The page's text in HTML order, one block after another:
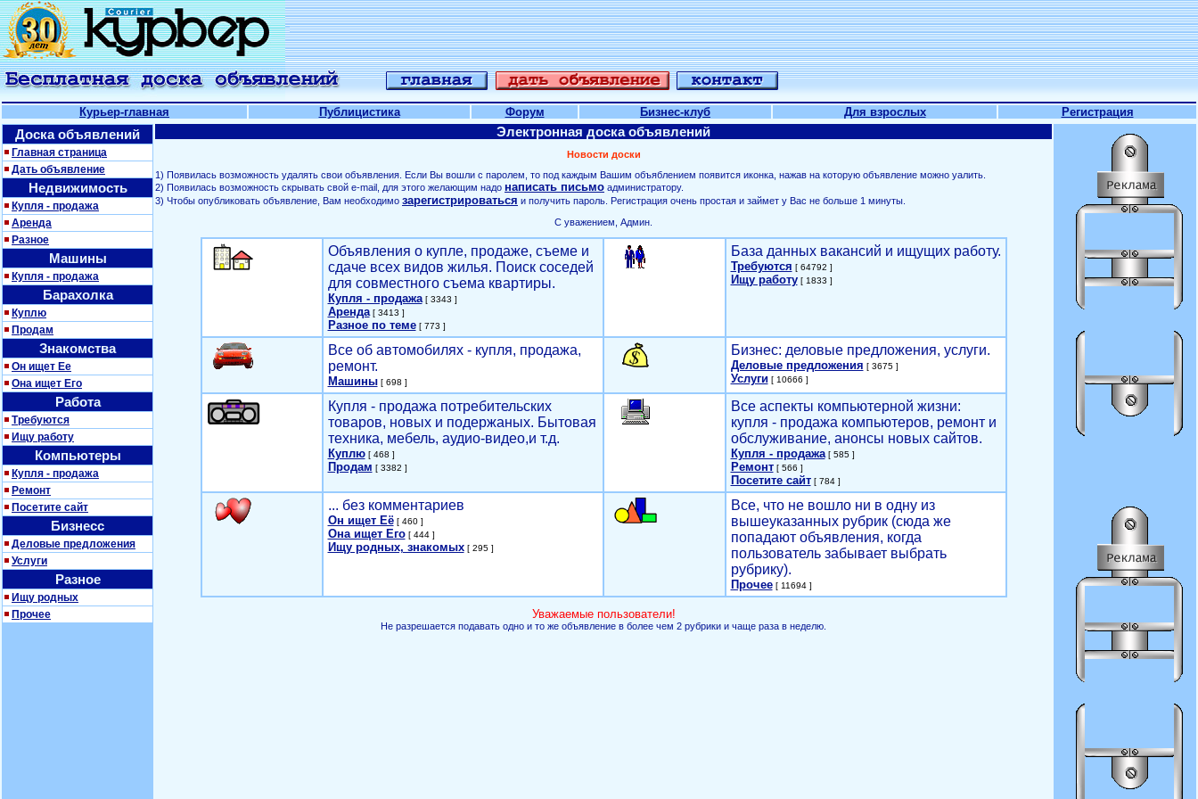
Курьер-главная Публицистика Форум Бизнес-клуб Для взрослых Регистрация
Доска объявлений
Главная страница
Дать объявление
Недвижимость
Купля - продажа
Аренда
Разное
Машины
Купля - продажа
Барахолка
Куплю
Продам
Знакомства
Он ищет Ее
Она ищет Его
Работа
Требуются
Ищу работу
Компьютеры
Купля - продажа
Ремонт
Посетите сайт
Бизнесс
Деловые предложения
Услуги
Разное
Ищу родных
Прочее
Электронная доска объявлений
Новости доски
1) Появилась возможность удалять свои объявления. Если Вы вошли с паролем, то под каждым Вашим объяблением появится иконка, нажав на которую объявление можно уалить.
2) Появилась возможность скрывать свой е-mail, для этого желающим надо написать письмо администратору.
3) Чтобы опубликовать объявление, Вам необходимо зарегистрироваться и получить пароль. Регистрация очень простая и займет у Вас не больше 1 минуты.
С уважением, Админ.
Объявления о купле, продаже, съеме и
сдаче всех видов жилья. Поиск соседей
для совместного съема квартиры.
Купля - продажа[ 3343 ]
Аренда[ 3413 ]
Разное по теме[ 773 ]
База данных вакансий и ищущих работу.
Требуются [ 64792 ]
Ищу работу[ 1833 ]
Все об автомобилях - купля, продажа,
ремонт.
Машины[ 698 ]
Бизнес: деловые предложения, услуги.
Деловые предложения [ 3675 ]
Услуги[ 10666 ]
Купля - продажа потребительских
товаров, новых и подержаных. Бытовая
техника, мебель, аудио-видео,и т.д.
Куплю[ 468 ]
Продам [ 3382 ]
Все аспекты компьютерной жизни:
купля - продажа компьютеров, ремонт и
обслуживание, анонсы новых сайтов.
Купля - продажа[ 585 ]
Ремонт[ 566 ]
Посетите сайт[ 784 ]
... без комментариев
Он ищет Её[ 460 ]
Она ищет Его[ 444 ]
Ищу родных, знакомых[ 295 ]
Все, что не вошло ни в одну из
вышеуказанных рубрик (сюда же
попадают объявления, когда
пользователь забывает выбрать
рубрику).
Прочее[ 11694 ]
Уважаемые пользователи!
Не разрешается подавать одно и то же объявление в более чем 2 рубрики и чаще раза в неделю.